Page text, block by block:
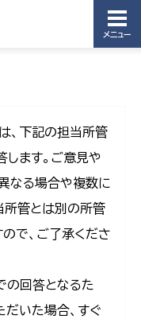
メニュー
、下記の担当所管
ます。ご意見や
なる場合や複数に
所管とは別の所管
で、ご了承くださ
の回答となるた
いた場合、すぐ